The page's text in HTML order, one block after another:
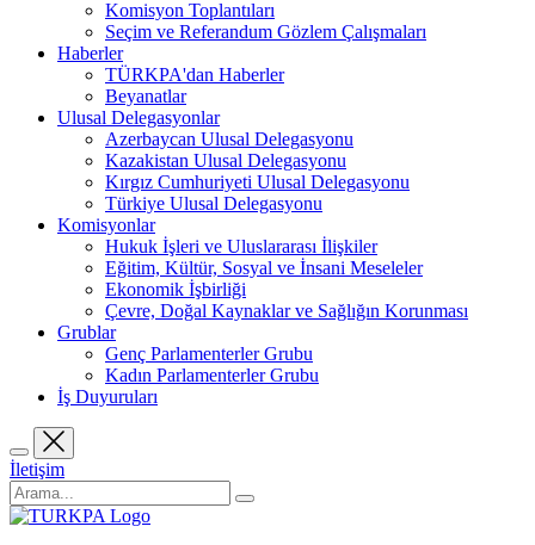
Komisyon Toplantıları
Seçim ve Referandum Gözlem Çalışmaları
Haberler
TÜRKPA'dan Haberler
Beyanatlar
Ulusal Delegasyonlar
Azerbaycan Ulusal Delegasyonu
Kazakistan Ulusal Delegasyonu
Kırgız Cumhuriyeti Ulusal Delegasyonu
Türkiye Ulusal Delegasyonu
Komisyonlar
Hukuk İşleri ve Uluslararası İlişkiler
Eğitim, Kültür, Sosyal ve İnsani Meseleler
Ekonomik İşbirliği
Çevre, Doğal Kaynaklar ve Sağlığın Korunması
Grublar
Genç Parlamenterler Grubu
Kadın Parlamenterler Grubu
İş Duyuruları
İletişim